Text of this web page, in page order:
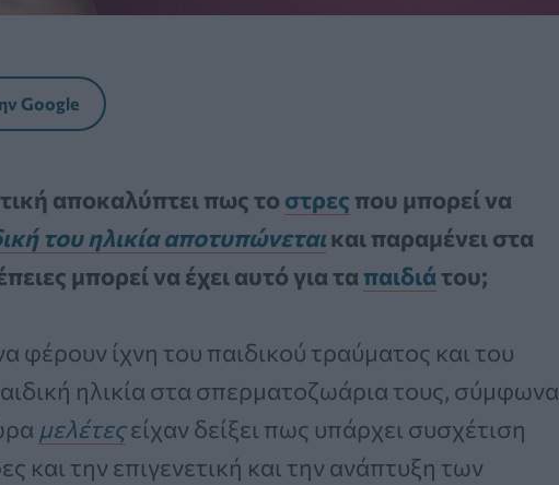
Google
αποκαλύπτει πως το στρες που μπορεί να
του ηλικία αποτυπώνεταικαι παραμένει στα
μπορεί να έχει αυτό για ταπαιδιάτου;
φέρουν ίχνη του παιδικού τραύματος και του
ηλικία στα σπερματοζωάρια τους, σύμφωνα
μελέτεςείχαν δείξει πως υπάρχει συσχέτιση
και την επιγενετική και την ανάπτυξη των